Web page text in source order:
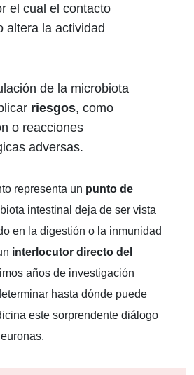
el cual el contacto
altera la actividad
de la microbiota
riesgos, como
o reacciones
adversas.
representa un punto de
intestinal deja de ser vista
en la digestión o la inmunidad
interlocutor directo del
años de investigación
hasta dónde puede
este sorprendente diálogo